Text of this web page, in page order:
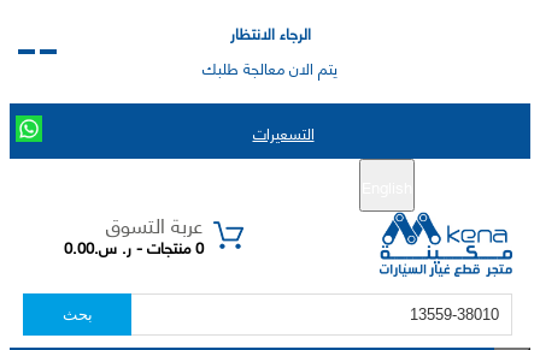
الرجاء الانتظار
يتم الان معالجة طلبك
التسعيرات
عربة التسوق
0 منتجات - ر. س.0.00
بحث